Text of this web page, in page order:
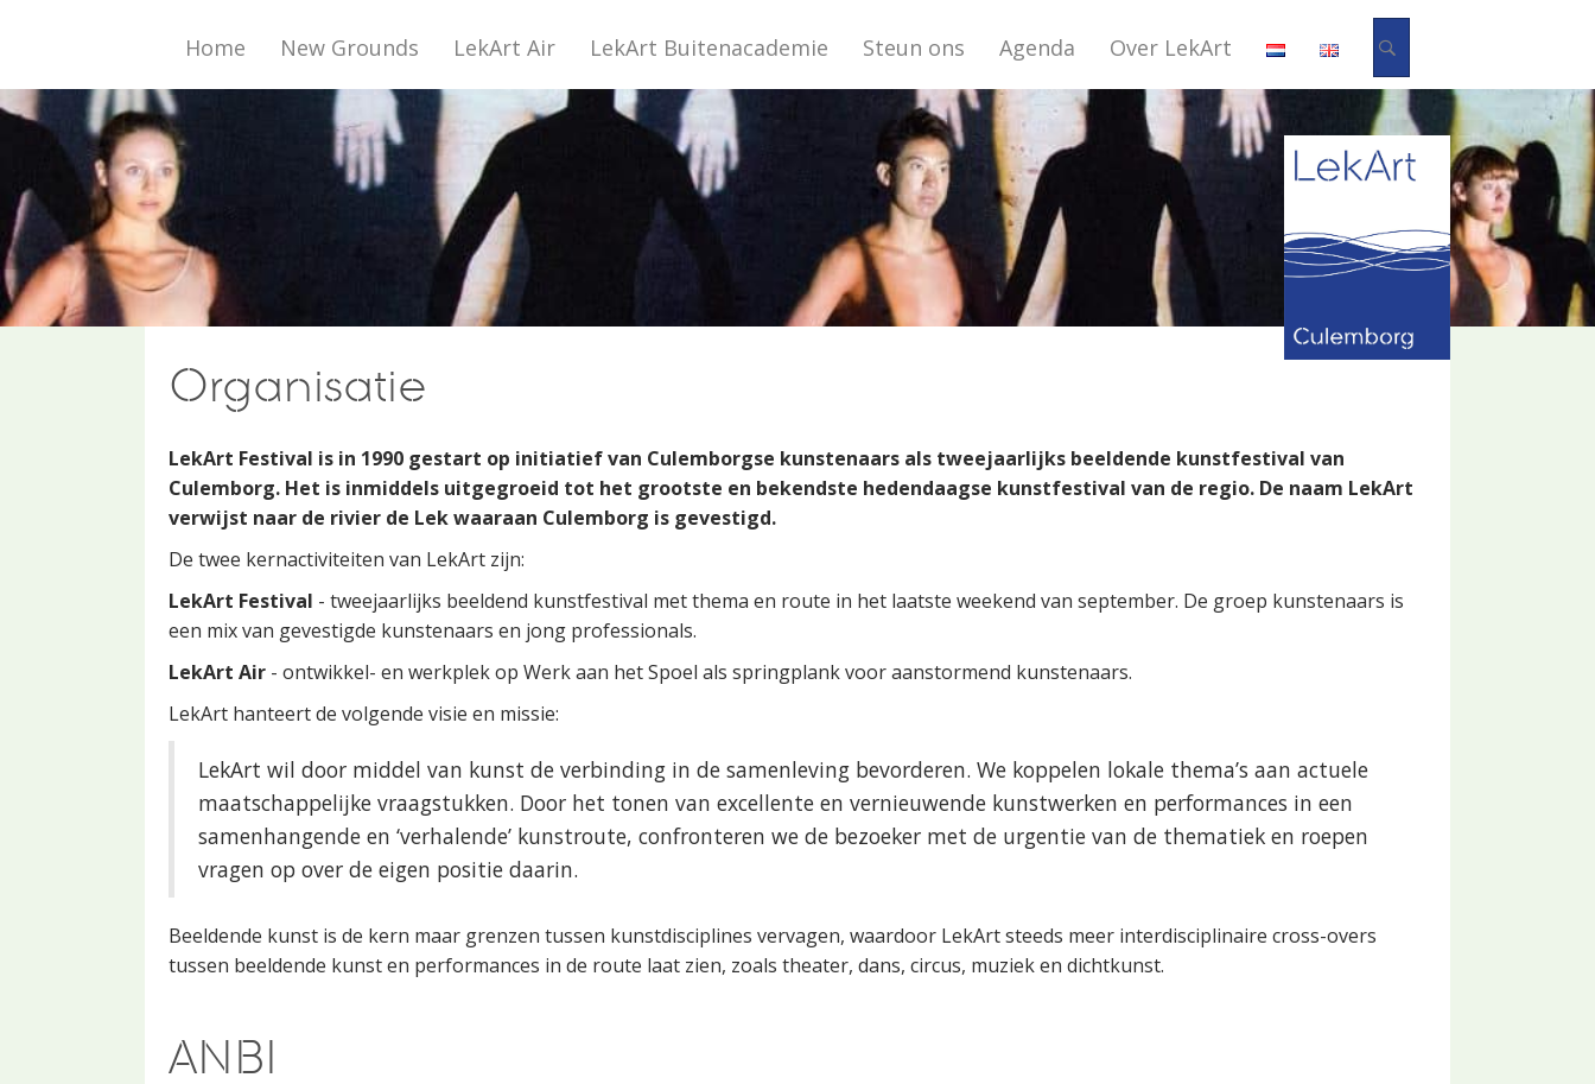
Home New Grounds LekArt Air LekArt Buitenacademie Steun ons Agenda Over LekArt
Organisatie
LekArt Festival is in 1990 gestart op initiatief van Culemborgse kunstenaars als tweejaarlijks beeldende kunstfestival van
Culemborg. Het is inmiddels uitgegroeid tot het grootste en bekendste hedendaagse kunstfestival van de regio. De naam LekArt
verwijst naar de rivier de Lek waaraan Culemborg is gevestigd.
De twee kernactiviteiten van LekArt zijn:
LekArt Festival - tweejaarlijks beeldend kunstfestival met thema en route in het laatste weekend van september. De groep kunstenaars is
een mix van gevestigde kunstenaars en jong professionals.
LekArt Air - ontwikkel- en werkplek op Werk aan het Spoel als springplank voor aanstormend kunstenaars.
LekArt hanteert de volgende visie en missie:
LekArt wil door middel van kunst de verbinding in de samenleving bevorderen. We koppelen lokale thema’s aan actuele
maatschappelijke vraagstukken. Door het tonen van excellente en vernieuwende kunstwerken en performances in een
samenhangende en ‘verhalende’ kunstroute, confronteren we de bezoeker met de urgentie van de thematiek en roepen
vragen op over de eigen positie daarin.
Beeldende kunst is de kern maar grenzen tussen kunstdisciplines vervagen, waardoor LekArt steeds meer interdisciplinaire cross-overs
tussen beeldende kunst en performances in de route laat zien, zoals theater, dans, circus, muziek en dichtkunst.
ANBI